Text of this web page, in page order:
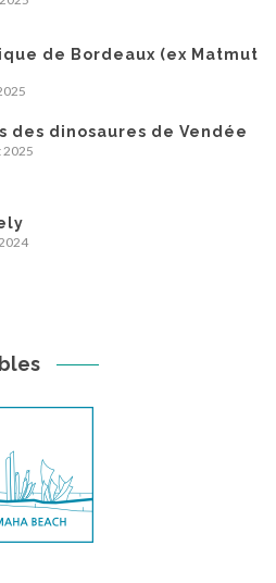
de Bordeaux (ex Matmut
des dinosaures de Vendée
2025